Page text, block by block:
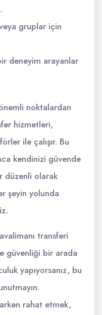
gruplar için
deneyim arayanlar
noktalardan
hizmetleri,
ile çalışır. Bu
kendinizi güvende
düzenli olarak
şeyin yolunda
transferi
güvenliği bir arada
yapıyorsanız, bu
rahat etmek,